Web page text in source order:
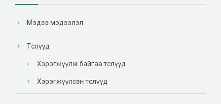
Мэдээ мэдээлэл
Төслүүд
Хэрэгжүүлж байгаа төслүүд
Хэрэгжүүлсэн төслүүд